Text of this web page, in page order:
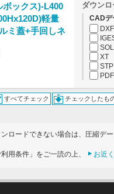
ックス)-L400
軽量
ミ蓋+手回しネ
ダウンロ
CADデ
DXF
XT
STP
PDF
すべてチェック チェックしたも
ロードできない場合は、圧縮デ
用条件」をご一読の上、
お近